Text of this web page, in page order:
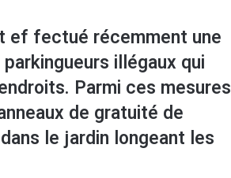
ef fectué récemment une
illégaux qui
Parmi ces mesures
de gratuité de
le jardin longeant les